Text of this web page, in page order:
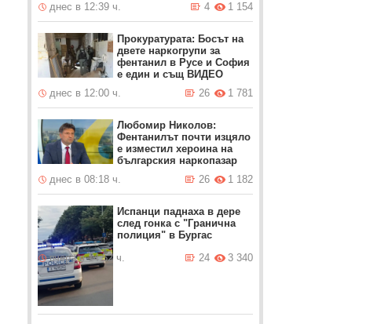
днес в 12:39 ч.
1 154
4
Прокуратурата: Босът на
двете наркогрупи за
фентанил в Русе и София
е един и същ ВИДЕО
днес в 12:00 ч.
1 781
26
Любомир Николов:
Фентанилът почти изцяло
е изместил хероина на
българския наркопазар
днес в 08:18 ч.
1 182
26
Испанци паднаха в дере
след гонка с "Гранична
полиция" в Бургас
вчера в 14:52 ч.
3 340
24